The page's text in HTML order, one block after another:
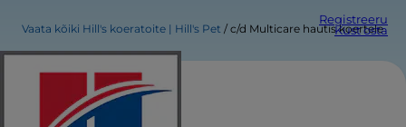
Registreeru
Kust osta
Vaata kõiki Hill's koeratoite | Hill's Pet c/d Multicare hautis koertele